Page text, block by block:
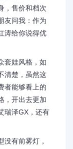
，售价和档次
友问我：作为
涛给你说得优
套娃风格，如
清楚，虽然这
者能够看上的
，开出去更加
瑞泽GX，还有
没有前雾灯，